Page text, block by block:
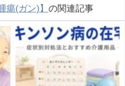
瘍(ガン)】 の関連記事